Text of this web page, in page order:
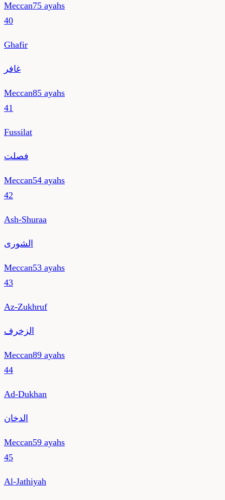
Meccan75 ayahs
40
Ghafir
غافر
Meccan85 ayahs
41
Fussilat
فصلت
Meccan54 ayahs
42
Ash-Shuraa
الشورى
Meccan53 ayahs
43
Az-Zukhruf
الزخرف
Meccan89 ayahs
44
Ad-Dukhan
الدخان
Meccan59 ayahs
45
Al-Jathiyah